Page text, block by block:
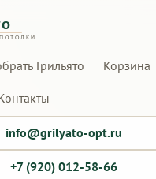
Грильято Корзина
info@grilyato-opt.ru
+7 (920) 012-58-66